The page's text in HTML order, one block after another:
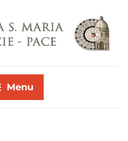
Menu